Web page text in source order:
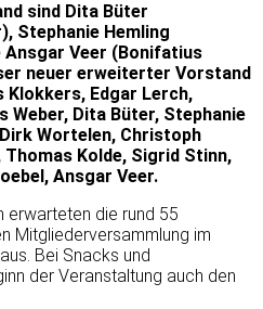
sind Dita Büter
Stephanie Hemling
Ansgar Veer (Bonifatius
neuer erweiterter Vorstand
Klokkers, Edgar Lerch,
Weber, Dita Büter, Stephanie
Wortelen, Christoph
Kolde, Sigrid Stinn,
Ansgar Veer.
erwarteten die rund 55
Mitgliederversammlung im
Bei Snacks und
der Veranstaltung auch den